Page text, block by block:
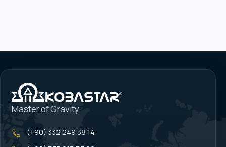
Master of Gravity
(+90) 332 249 38 14